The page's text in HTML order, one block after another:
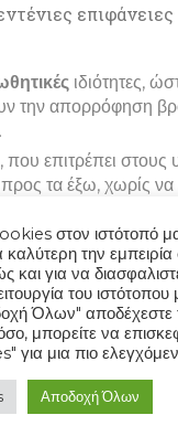
ιδιότητες,
την απορρόφηση
, που επιτρέπει στους
τα έξω, χωρίς να
ρύπανση, ώστε να
λεκέδων και
οι
και
για μεγάλο
στον ιστότοπό
την εμπειρία
και για να
του
Όλων"
μπορείτε να
για μια πιο
Αποδοχή Όλων